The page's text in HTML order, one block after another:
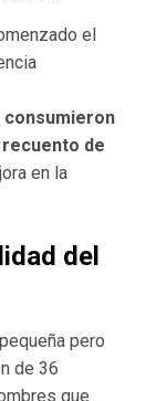
el
consumieron
de
en la
del
pero
de 36
que